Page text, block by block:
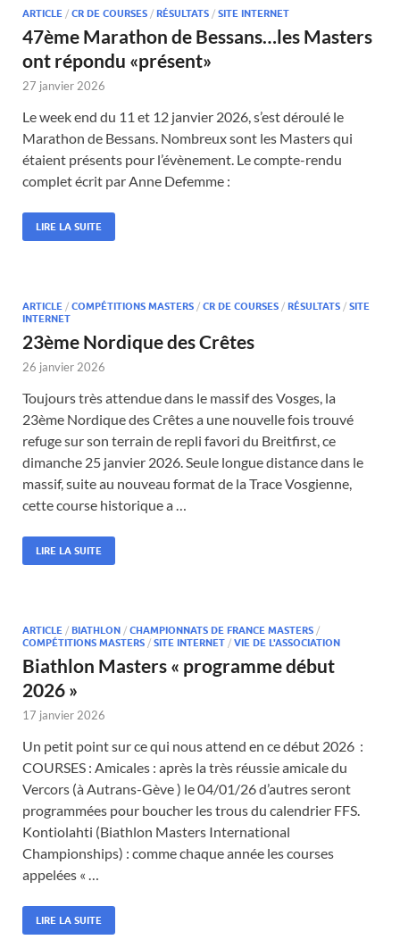
ARTICLE / CR DE COURSES / RÉSULTATS / SITE INTERNET
47ème Marathon de Bessans…les Masters
ont répondu «présent»
27 janvier 2026
Le week end du 11 et 12 janvier 2026, s’est déroulé le
Marathon de Bessans. Nombreux sont les Masters qui
étaient présents pour l’évènement. Le compte-rendu
complet écrit par Anne Defemme :
LIRE LA SUITE
ARTICLE / COMPÉTITIONS MASTERS / CR DE COURSES / RÉSULTATS / SITE
INTERNET
23ème Nordique des Crêtes
26 janvier 2026
Toujours très attendue dans le massif des Vosges, la
23ème Nordique des Crêtes a une nouvelle fois trouvé
refuge sur son terrain de repli favori du Breitfirst, ce
dimanche 25 janvier 2026. Seule longue distance dans le
massif, suite au nouveau format de la Trace Vosgienne,
cette course historique a …
LIRE LA SUITE
ARTICLE / BIATHLON / CHAMPIONNATS DE FRANCE MASTERS /
COMPÉTITIONS MASTERS / SITE INTERNET / VIE DE L'ASSOCIATION
Biathlon Masters « programme début
2026 »
17 janvier 2026
Un petit point sur ce qui nous attend en ce début 2026 :
COURSES : Amicales : après la très réussie amicale du
Vercors (à Autrans-Gève ) le 04/01/26 d’autres seront
programmées pour boucher les trous du calendrier FFS.
Kontiolahti (Biathlon Masters International
Championships) : comme chaque année les courses
appelées « …
LIRE LA SUITE